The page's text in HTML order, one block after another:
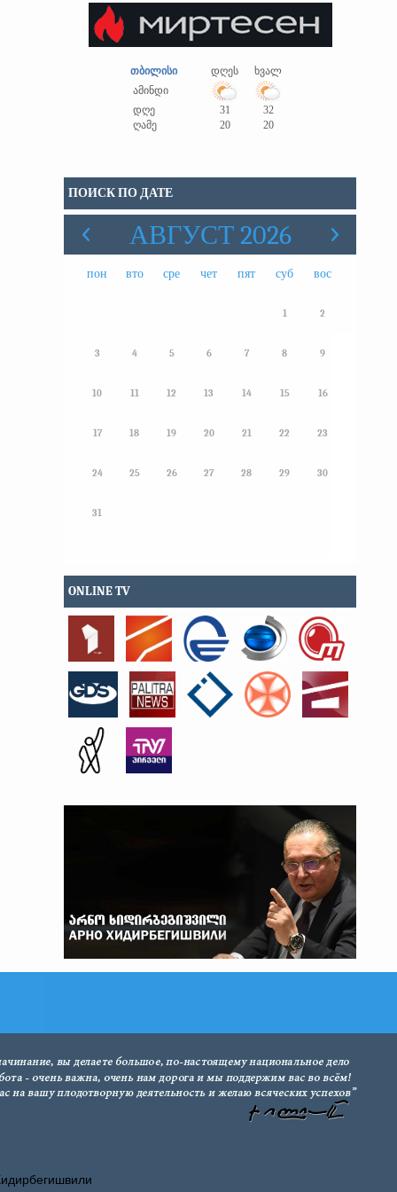
თბილისი დღეს
ხვალ
ამინდი
დღე
31
32
ღამე
20 20
ПОИСК ПО ДАТЕ
АВГУСТ 2026
пон вто сре чет пят суб вос
1 2
3 4 5 6 7 8 9
10 11 12 13 14 15 16
17 18 19 20 21 22 23
24 25 26 27 28 29 30
31
ONLINE TV